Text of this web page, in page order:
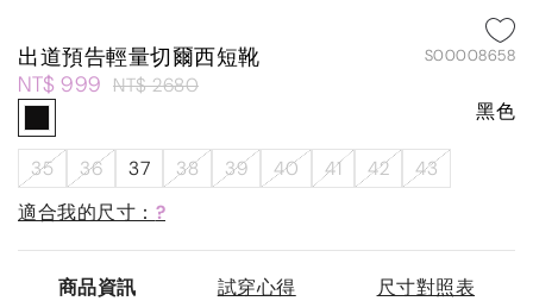
出道預告輕量切爾西短靴 S00008658
NT$ 999 NT$ 2680
黑色
35 36 37 38 39 40 41 42
43
適合我的尺寸： ?
商品資訊 試穿心得 尺寸對照表